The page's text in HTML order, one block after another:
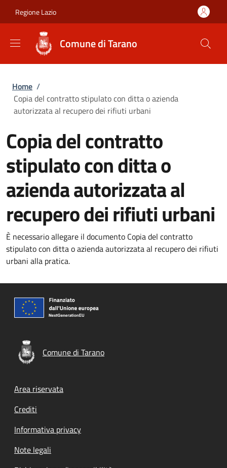
Regione Lazio
Comune di Tarano
Briciole di pane
Home /
Copia del contratto stipulato con ditta o azienda
autorizzata al recupero dei rifiuti urbani
Copia del contratto
stipulato con ditta o
azienda autorizzata al
recupero dei rifiuti urbani
È necessario allegare il documento Copia del contratto
stipulato con ditta o azienda autorizzata al recupero dei rifiuti
urbani alla pratica.
Comune di Tarano
Footer menu
Area riservata
Crediti
Informativa privacy
Note legali